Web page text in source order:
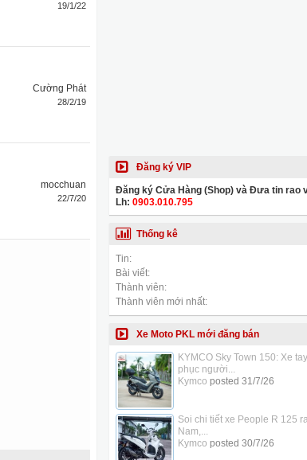
19/1/22
Cường Phát
28/2/19
mocchuan
22/7/20
Đăng ký VIP
Đăng ký Cửa Hàng (Shop) và Đưa tin rao
Lh: 0903.010.795
Thống kê
Tin:
Bài viết:
Thành viên:
Thành viên mới nhất:
Xe Moto PKL mới đăng bán
KYMCO Sky Town 150: Xe
phục người...
Kymco posted 31/7/26
Soi chi tiết xe People R 125
Nam,...
Kymco posted 30/7/26